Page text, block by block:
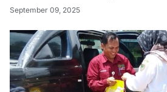
September 09, 2025